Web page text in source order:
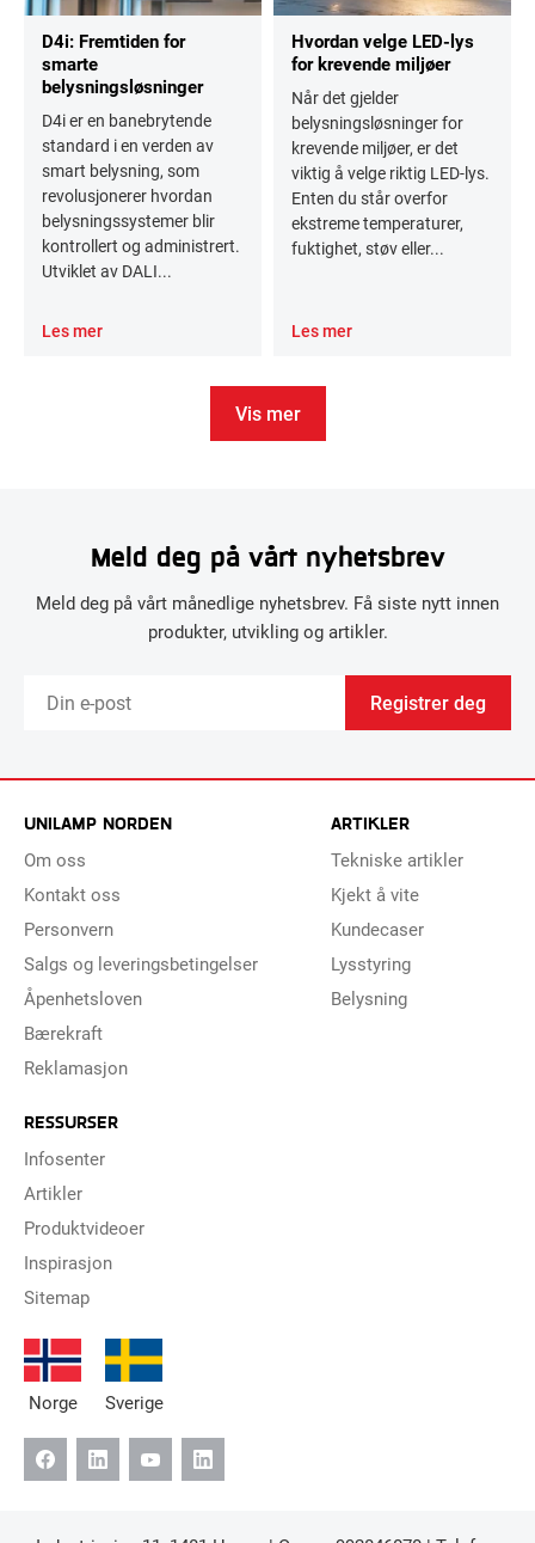
D4i: Fremtiden for
smarte
belysningsløsninger
D4i er en banebrytende
standard i en verden av
smart belysning, som
revolusjonerer hvordan
belysningssystemer blir
kontrollert og administrert.
Utviklet av DALI...
Les mer
Hvordan velge LED-lys
for krevende miljøer
Når det gjelder
belysningsløsninger for
krevende miljøer, er det
viktig å velge riktig LED-lys.
Enten du står overfor
ekstreme temperaturer,
fuktighet, støv eller...
Les mer
Vis mer
Meld deg på vårt nyhetsbrev
Meld deg på vårt månedlige nyhetsbrev. Få siste nytt innen
produkter, utvikling og artikler.
Registrer deg
UNILAMP NORDEN
Om oss
Kontakt oss
Personvern
Salgs og leveringsbetingelser
Åpenhetsloven
Bærekraft
Reklamasjon
ARTIKLER
Tekniske artikler
Kjekt å vite
Kundecaser
Lysstyring
Belysning
RESSURSER
Infosenter
Artikler
Produktvideoer
Inspirasjon
Sitemap
Norge Sverige